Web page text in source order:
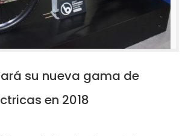
su nueva gama de
en 2018